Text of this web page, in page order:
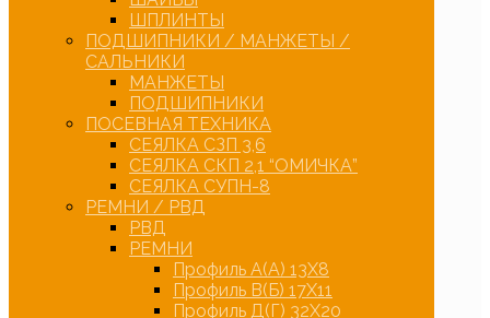
ШПЛИНТЫ
ПОДШИПНИКИ / МАНЖЕТЫ /
САЛЬНИКИ
МАНЖЕТЫ
ПОДШИПНИКИ
ПОСЕВНАЯ ТЕХНИКА
СЕЯЛКА СЗП 3,6
СЕЯЛКА СКП 2,1 “ОМИЧКА”
СЕЯЛКА СУПН-8
РЕМНИ / РВД
РВД
РЕМНИ
Профиль А(А) 13Х8
Профиль В(Б) 17Х11
Профиль Д(Г) 32Х20